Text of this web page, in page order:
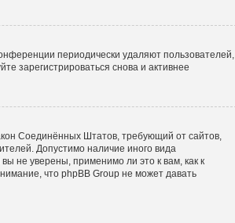
периодически удаляют пользователей,
зарегистрироваться снова и активнее
Соединённых Штатов, требующий от сайтов,
Допустимо наличие иного вида
не уверены, применимо ли это к вам, как к
что phpBB Group не может давать